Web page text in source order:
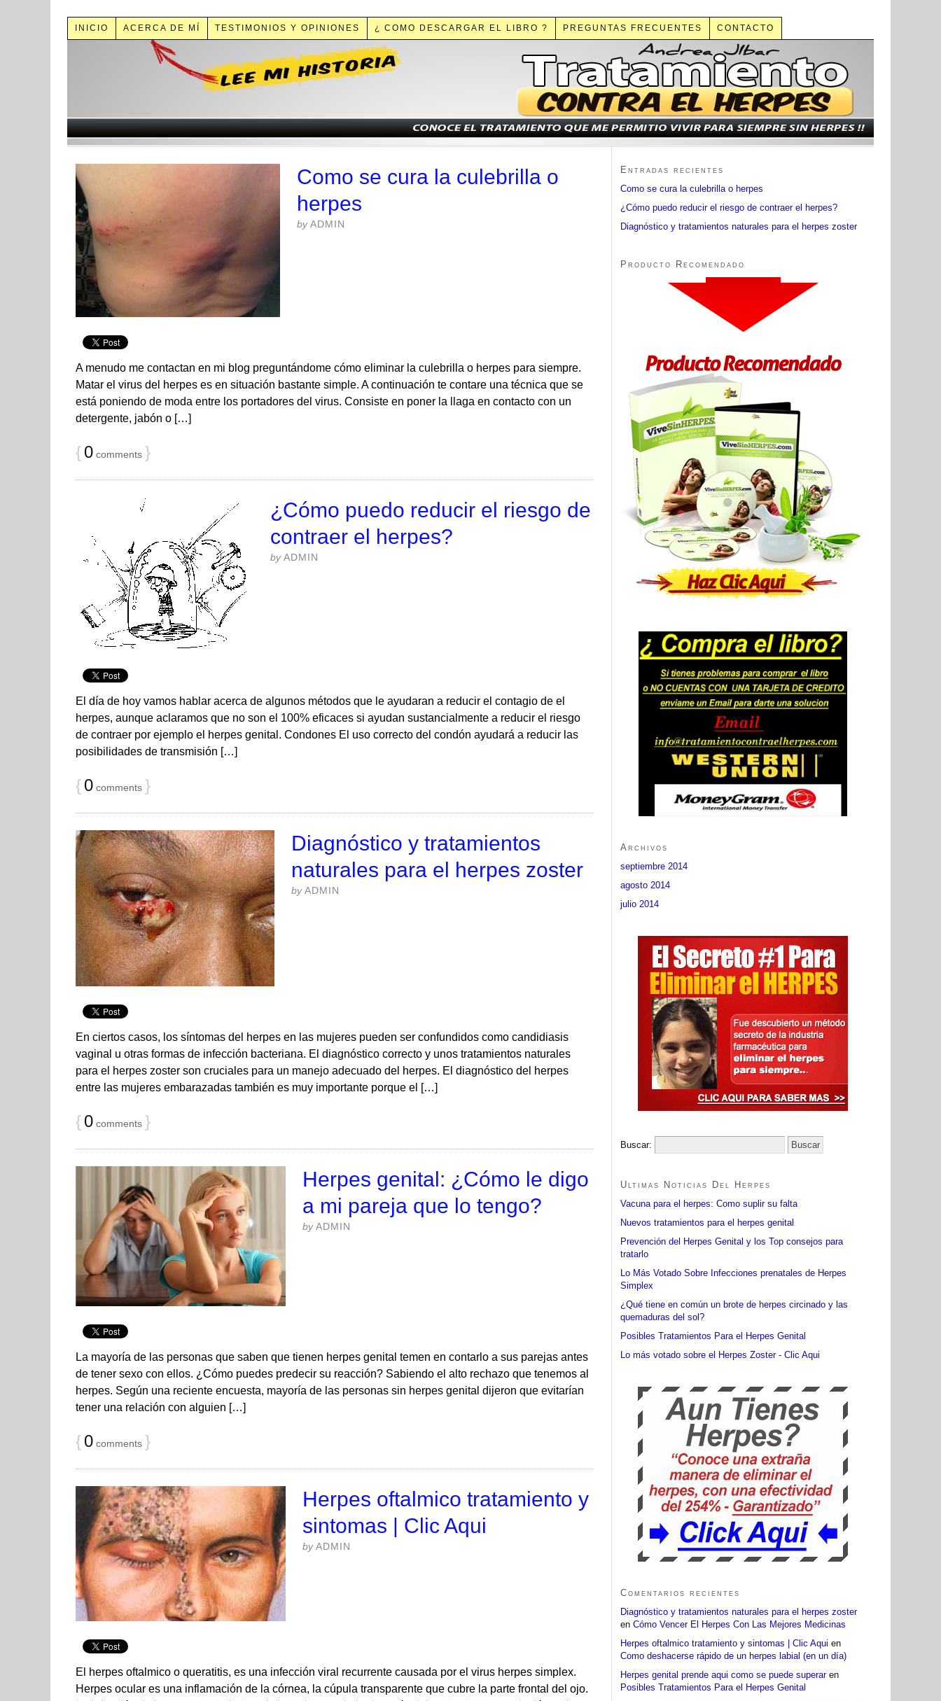
INICIO ACERCA DE MÍ TESTIMONIOS Y OPINIONES ¿ COMO DESCARGAR EL LIBRO ? PREGUNTAS FRECUENTES CONTACTO
Como se cura la culebrilla o
herpes
byADMIN
A menudo me contactan en mi blog preguntándome cómo eliminar la culebrilla o herpes para siempre.
Matar el virus del herpes es en situación bastante simple. A continuación te contare una técnica que se
está poniendo de moda entre los portadores del virus. Consiste en poner la llaga en contacto con un
detergente, jabón o […]
{0 comments }
¿Cómo puedo reducir el riesgo de
contraer el herpes?
byADMIN
El día de hoy vamos hablar acerca de algunos métodos que le ayudaran a reducir el contagio de el
herpes, aunque aclaramos que no son el 100% eficaces si ayudan sustancialmente a reducir el riesgo
de contraer por ejemplo el herpes genital. Condones El uso correcto del condón ayudará a reducir las
posibilidades de transmisión […]
{0 comments }
Diagnóstico y tratamientos
naturales para el herpes zoster
byADMIN
En ciertos casos, los síntomas del herpes en las mujeres pueden ser confundidos como candidiasis
vaginal u otras formas de infección bacteriana. El diagnóstico correcto y unos tratamientos naturales
para el herpes zoster son cruciales para un manejo adecuado del herpes. El diagnóstico del herpes
entre las mujeres embarazadas también es muy importante porque el […]
{0 comments }
Herpes genital: ¿Cómo le digo
a mi pareja que lo tengo?
byADMIN
La mayoría de las personas que saben que tienen herpes genital temen en contarlo a sus parejas antes
de tener sexo con ellos. ¿Cómo puedes predecir su reacción? Sabiendo el alto rechazo que tenemos al
herpes. Según una reciente encuesta, mayoría de las personas sin herpes genital dijeron que evitarían
tener una relación con alguien […]
{0 comments }
Herpes oftalmico tratamiento y
sintomas | Clic Aqui
byADMIN
El herpes oftalmico o queratitis, es una infección viral recurrente causada por el virus herpes simplex.
Herpes ocular es una inflamación de la córnea, la cúpula transparente que cubre la parte frontal del ojo.
Entradas recientes
Como se cura la culebrilla o herpes
¿Cómo puedo reducir el riesgo de contraer el herpes?
Diagnóstico y tratamientos naturales para el herpes zoster
Producto Recomendado
Archivos
septiembre 2014
agosto 2014
julio 2014
Buscar:
Ultimas Noticias Del Herpes
Vacuna para el herpes: Como suplir su falta
Nuevos tratamientos para el herpes genital
Prevención del Herpes Genital y los Top consejos para
tratarlo
Lo Más Votado Sobre Infecciones prenatales de Herpes
Simplex
¿Qué tiene en común un brote de herpes circinado y las
quemaduras del sol?
Posibles Tratamientos Para el Herpes Genital
Lo más votado sobre el Herpes Zoster - Clic Aqui
Comentarios recientes
Diagnóstico y tratamientos naturales para el herpes zoster
en Cómo Vencer El Herpes Con Las Mejores Medicinas
Herpes oftalmico tratamiento y sintomas | Clic Aqui en
Como deshacerse rápido de un herpes labial (en un día)
Herpes genital prende aqui como se puede superaren
Posibles Tratamientos Para el Herpes Genital